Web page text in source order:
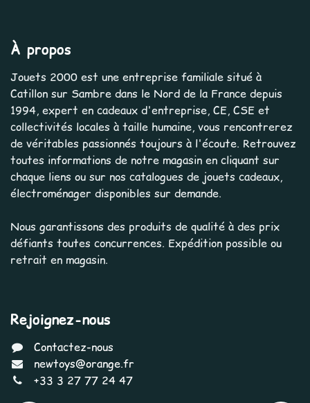
À propos
Jouets 2000 est une entreprise familiale situé à
Catillon sur Sambre dans le Nord de la France depuis
1994, expert en cadeaux d'entreprise, CE, CSE et
collectivités locales à taille humaine, vous rencontrerez
de véritables passionnés toujours à l'écoute. Retrouvez
toutes informations de notre magasin en cliquant sur
chaque liens ou sur nos catalogues de jouets cadeaux,
électroménager disponibles sur demande.
Nous garantissons des produits de qualité à des prix
défiants toutes concurrences. Expédition possible ou
retrait en magasin.
Rejoignez-nous
Contactez-nous
newtoys@orange.fr
+33 3 27 77 24 47